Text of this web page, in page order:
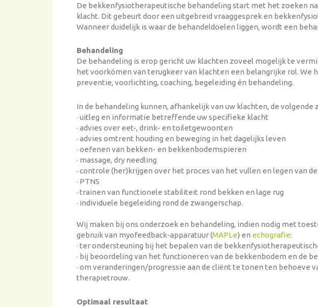
De bekkenfysiotherapeutische behandeling start met het zoeken
klacht. Dit gebeurt door een uitgebreid vraaggesprek en
Wanneer duidelijk is waar de behandeldoelen liggen, wordt een
Behandeling
De behandeling is erop gericht uw klachten zoveel mogelijk te
het voorkómen van terugkeer van klachten een belangrijke rol. We
preventie, voorlichting, coaching, begeleiding én behandeling.
In de behandeling kunnen, afhankelijk van uw klachten, de volgende
· uitleg en informatie betreffende uw specifieke klacht
· advies over eet-, drink- en toiletgewoonten
· advies omtrent houding en beweging in het dagelijks leven
· oefenen van bekken- en bekkenbodemspieren
· massage, dry needling
· controle (her)krijgen over het proces van het vullen en legen van
· PTNS
· trainen van functionele stabiliteit rond bekken en lage rug
· individuele begeleiding rond de zwangerschap.
Wij maken bij ons onderzoek en behandeling, indien nodig met
gebruik van myofeedback-apparatuur (MAPLe) en echografie:
· ter ondersteuning bij het bepalen van de
· bij beoordeling van het functioneren van de bekkenbodem en de
· om veranderingen/progressie aan de cliënt te tonen ten behoeve
therapietrouw.
Optimaal resultaat